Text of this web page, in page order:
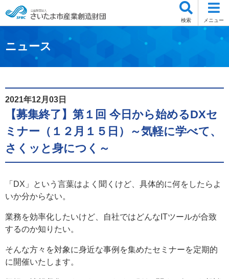
検索 メニュー
ニュース
2021年12月03日
【募集終了】第１回 今日から始めるDXセ
ミナー（１２月１５日）～気軽に学べて、
さくッと身につく～
「DX」という言葉はよく聞くけど、具体的に何をしたらよ
いか分からない。
業務を効率化したいけど、自社ではどんなITツールが合致
するのか知りたい。
そんな方々を対象に身近な事例を集めたセミナーを定期的
に開催いたします。